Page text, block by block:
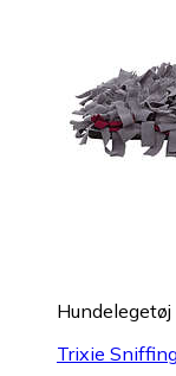
Hundelegetøj
Trixie